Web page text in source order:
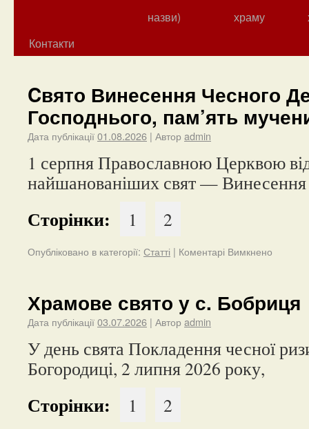
назви)
храму
Контакти
Cвято Винесення Чесного
Господнього, пам’ять
Дата публікації01.08.2026 | Автор admin
1 серпня Православною Церквою
найшанованіших свят — Винесення
Сторінки: 1 2
Опубліковано в категорії: Статті | Коментарі Вимкнено
Храмове свято у с. Бобриця
Дата публікації03.07.2026 | Автор admin
У день свята Покладення чесної
Богородиці, 2 липня 2026 року,
Сторінки: 1 2